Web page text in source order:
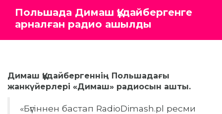
Польшада Димаш Құдайбергенге
арналған радио ашылды
Димаш Құдайбергеннің Польшадағы
жанкүйерлері «Димаш» радиосын ашты.
«Бүгіннен бастап RadioDimash.pl ресми